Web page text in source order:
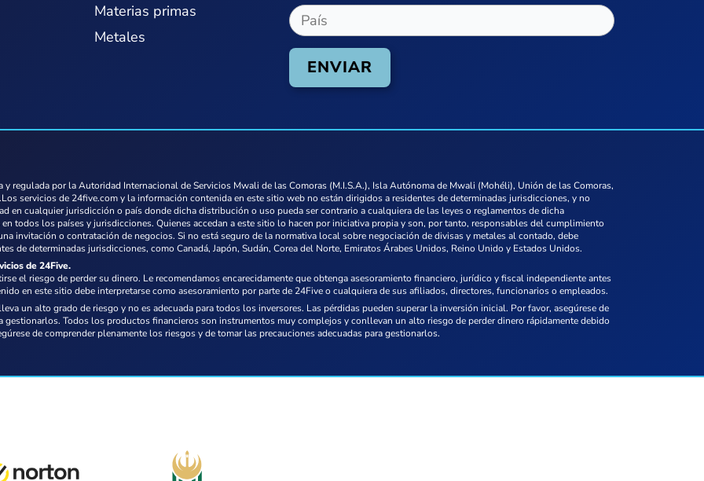
Materias primas
Metales
regulada por la Autoridad Internacional de Servicios Mwali de las Comoras (M.I.S.A.), Isla Autónoma de Mwali (Mohéli), Unión de las Comoras,
.Los servicios de 24five.com y la información contenida en este sitio web no están dirigidos a residentes de determinadas jurisdicciones, y no
en cualquier jurisdicción o país donde dicha distribución o uso pueda ser contrario a cualquiera de las leyes o reglamentos de dicha
todos los países y jurisdicciones. Quienes accedan a este sitio lo hacen por iniciativa propia y son, por tanto, responsables del cumplimiento
invitación o contratación de negocios. Si no está seguro de la normativa local sobre negociación de divisas y metales al contado, debe
de determinadas jurisdicciones, como Canadá, Japón, Sudán, Corea del Norte, Emiratos Árabes Unidos, Reino Unido y Estados Unidos.
de 24Five.
el riesgo de perder su dinero. Le recomendamos encarecidamente que obtenga asesoramiento financiero, jurídico y fiscal independiente antes
en este sitio debe interpretarse como asesoramiento por parte de 24Five o cualquiera de sus afiliados, directores, funcionarios o empleados.
un alto grado de riesgo y no es adecuada para todos los inversores. Las pérdidas pueden superar la inversión inicial. Por favor, asegúrese de
Todos los productos financieros son instrumentos muy complejos y conllevan un alto riesgo de perder dinero rápidamente debido
de comprender plenamente los riesgos y de tomar las precauciones adecuadas para gestionarlos.